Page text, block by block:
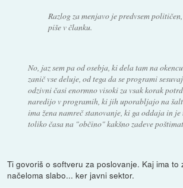
Razlog za menjavo je predvsem
piše v članku.
No, jaz sem pa od osebja, ki dela tam na
zanič vse deluje, od tega da se programi
odzivni časi enormno visoki za vsak korak
naredijo v programih, ki jih uporabljajo na
ima žena namreč stanovanje, ki ga oddaja in je
toliko časa na "občino" kakšno zadeve
Ti govoriš o softveru za poslovanje. Kaj ima to
načeloma slabo... ker javni sektor.